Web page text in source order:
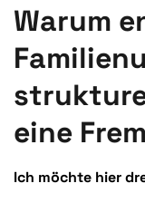
Warum
eine
Ich möchte hier